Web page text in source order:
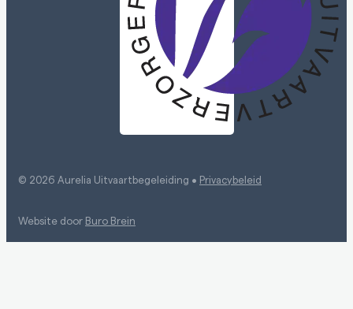
© 2026 Aurelia Uitvaartbegeleiding • Privacybeleid
Website door Buro Brein